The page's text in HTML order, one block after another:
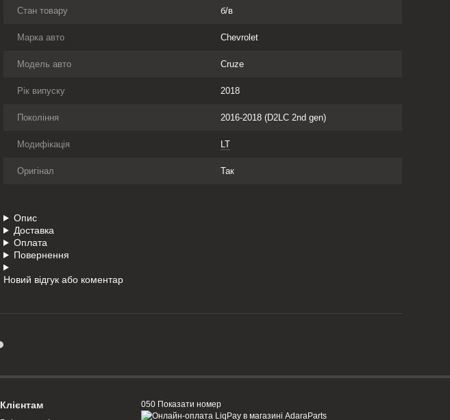
Стан товару б/в
Марка авто Chevrolet
Модель авто Cruze
Рік випуску 2018
Покоління 2016-2018 (D2LC 2nd gen)
Модифікація LT
Оригінал Так
Опис
Доставка
Оплата
Повернення
Новий відгук або коментар
Клієнтам 050 Показати номер